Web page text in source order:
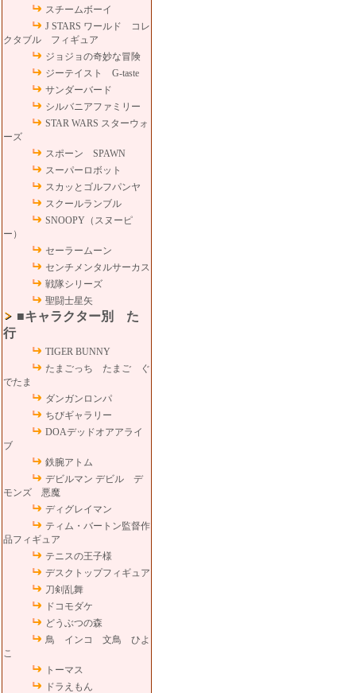
スチームボーイ
J STARS ワールド コレ
クタブル フィギュア
ジョジョの奇妙な冒険
ジーテイスト G-taste
サンダーバード
シルバニアファミリー
STAR WARS スターウォ
ーズ
スポーン SPAWN
スーパーロボット
スカッとゴルフパンヤ
スクールランブル
SNOOPY（スヌーピ
ー）
セーラームーン
センチメンタルサーカス
戦隊シリーズ
聖闘士星矢
■キャラクター別 た
行
TIGER BUNNY
たまごっち たまご ぐ
でたま
ダンガンロンパ
ちびギャラリー
DOAデッドオアアライ
ブ
鉄腕アトム
デビルマン デビル デ
モンズ 悪魔
ディグレイマン
ティム・バートン監督作
品フィギュア
テニスの王子様
デスクトップフィギュア
刀剣乱舞
ドコモダケ
どうぶつの森
鳥 インコ 文鳥 ひよ
こ
トーマス
ドラえもん